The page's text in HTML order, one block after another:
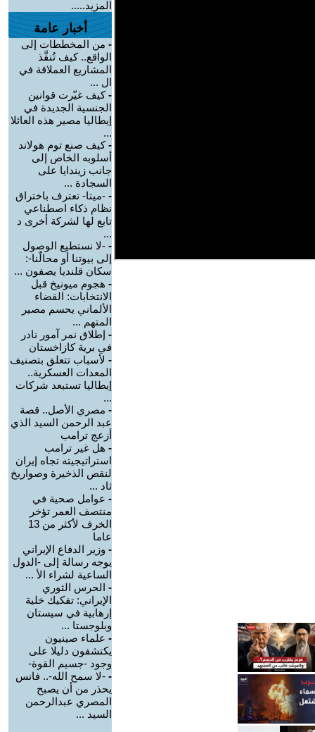
المزيد.....
أخبار عامة
- من المخططات إلى
الواقع.. كيف تُنفَّذ
المشاريع العملاقة في
ال ...
-كيف غيّرت قوانين
الجنسية الجديدة في
إيطاليا مصير هذه العائلا
...
-كيف صنع توم هولاند
أسلوبه الخاص إلى
جانب زيندايا على
السجادة ...
- -ميتا- تعترف باختراق
نظام ذكاء اصطناعي
تابع لها لشركة أخرى د
...
- -لا نستطيع الوصول
إلى بيوتنا أو محالّنا-:
سكان قلنديا يصفون ...
- هجوم ميونيخ قبل
الانتخابات: القضاء
الألماني يحسم مصير
المتهم ...
- إطلاق نمر آمور نادر
في برية كازاخستان
- لأسباب تتعلق بتصنيف
المعدات العسكرية..
إيطاليا تستبعد شركات
...
- مصري الأصل.. قصة
عبد الرحمن السيد الذي
أزعج ترامب
- هل غير ترامب
استراتيجيته تجاه إيران
لنقص الذخيرة وصواريخ
ثاد ...
- عوامل صحية في
منتصف العمر تؤخر
الخرف لأكثر من 13
عاما
- وزير الدفاع الإيراني
يوجه رسالة إلى -الدول
الساعية لشراء الأ ...
- الحرس الثوري
الإيراني: تفكيك خلية
إرهابية في سيستان
وبلوجستا ...
- علماء صينيون
يكتشفون دليلا على
وجود -جسيم القوة-
- -لا سمح الله-.. فانس
يحذر من أن يصبح
المصري عبدالرحمن
السيد ...